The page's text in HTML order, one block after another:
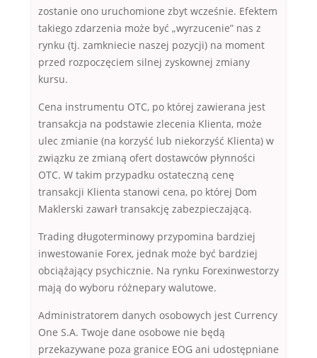
zostanie ono uruchomione zbyt wcześnie. Efektem
takiego zdarzenia może być „wyrzucenie” nas z
rynku (tj. zamkniecie naszej pozycji) na moment
przed rozpoczęciem silnej zyskownej zmiany
kursu.
Cena instrumentu OTC, po której zawierana jest
transakcja na podstawie zlecenia Klienta, może
ulec zmianie (na korzyść lub niekorzyść Klienta) w
związku ze zmianą ofert dostawców płynności
OTC. W takim przypadku ostateczną cenę
transakcji Klienta stanowi cena, po której Dom
Maklerski zawarł transakcję zabezpieczającą.
Trading długoterminowy przypomina bardziej
inwestowanie Forex, jednak może być bardziej
obciążający psychicznie. Na rynku Forexinwestorzy
mają do wyboru różnepary walutowe.
Administratorem danych osobowych jest Currency
One S.A. Twoje dane osobowe nie będą
przekazywane poza granice EOG ani udostępniane